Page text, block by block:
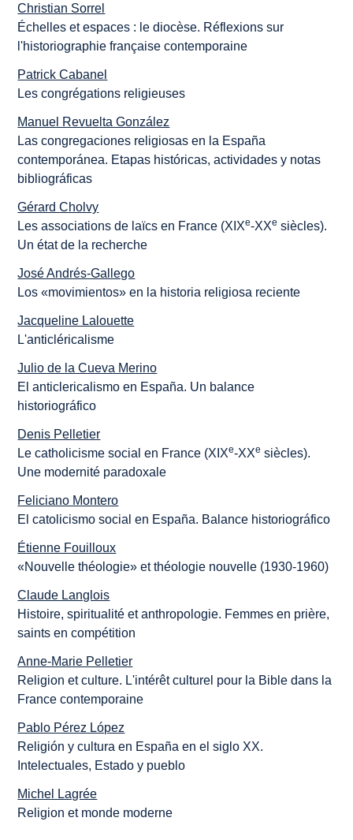
Christian Sorrel
Échelles et espaces : le diocèse. Réflexions sur
l'historiographie française contemporaine
Patrick Cabanel
Les congrégations religieuses
Manuel Revuelta González
Las congregaciones religiosas en la España
contemporánea. Etapas históricas, actividades y notas
bibliográficas
Gérard Cholvy
Les associations de laïcs en France (XIXe-XXe siècles).
Un état de la recherche
José Andrés-Gallego
Los «movimientos» en la historia religiosa reciente
Jacqueline Lalouette
L'anticléricalisme
Julio de la Cueva Merino
El anticlericalismo en España. Un balance
historiográfico
Denis Pelletier
Le catholicisme social en France (XIXe-XXe siècles).
Une modernité paradoxale
Feliciano Montero
El catolicismo social en España. Balance historiográfico
Étienne Fouilloux
«Nouvelle théologie» et théologie nouvelle (1930-1960)
Claude Langlois
Histoire, spiritualité et anthropologie. Femmes en prière,
saints en compétition
Anne-Marie Pelletier
Religion et culture. L'intérêt culturel pour la Bible dans la
France contemporaine
Pablo Pérez López
Religión y cultura en España en el siglo XX.
Intelectuales, Estado y pueblo
Michel Lagrée
Religion et monde moderne